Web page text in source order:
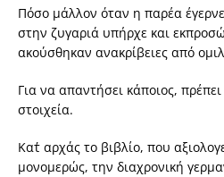
Πόσο μάλλον όταν η παρέα
στην ζυγαριά υπήρχε και
ακούσθηκαν ανακρίβειες από
Για να απαντήσει κάποιος,
στοιχεία.
Κατ΄ αρχάς το βιβλίο, που
μονομερώς, την διαχρονική